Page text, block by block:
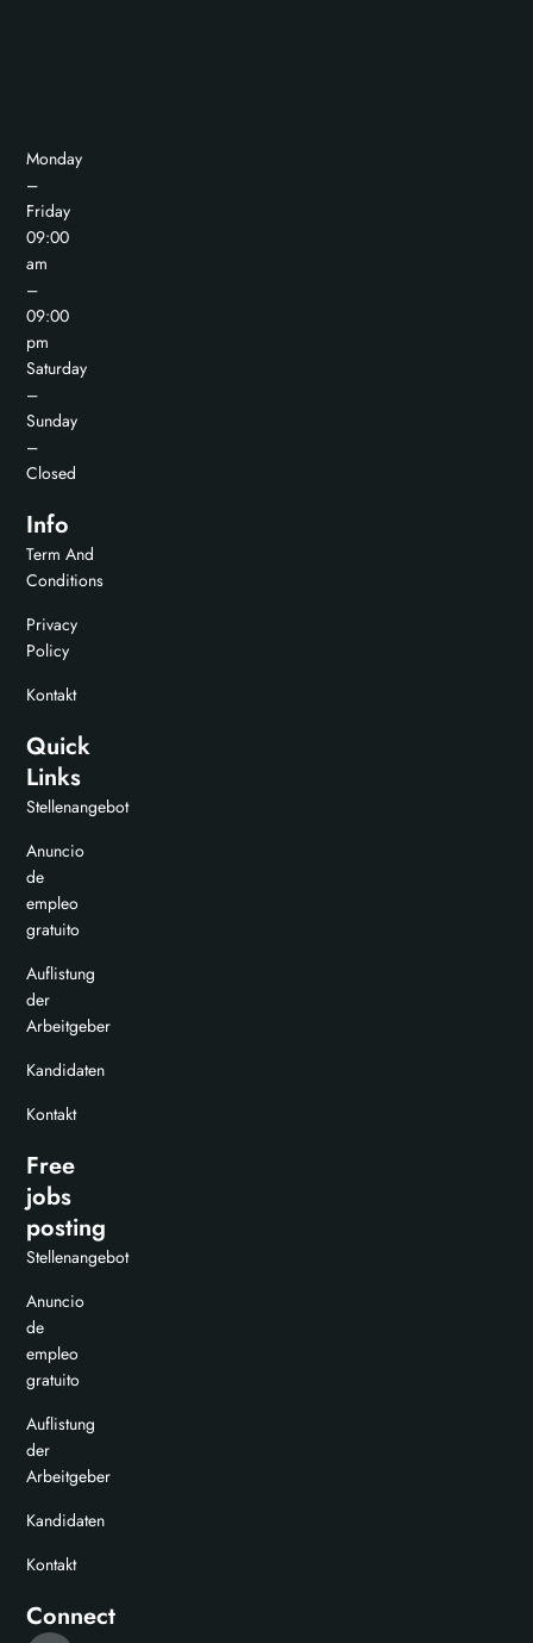
Monday
–
Friday
09:00
am
–
09:00
pm
Saturday
–
Sunday
–
Closed
Info
Term And
Conditions
Privacy
Policy
Kontakt
Quick
Links
Stellenangebot
Anuncio
de
empleo
gratuito
Auflistung
der
Arbeitgeber
Kandidaten
Kontakt
Free
jobs
posting
Stellenangebot
Anuncio
de
empleo
gratuito
Auflistung
der
Arbeitgeber
Kandidaten
Kontakt
Connect